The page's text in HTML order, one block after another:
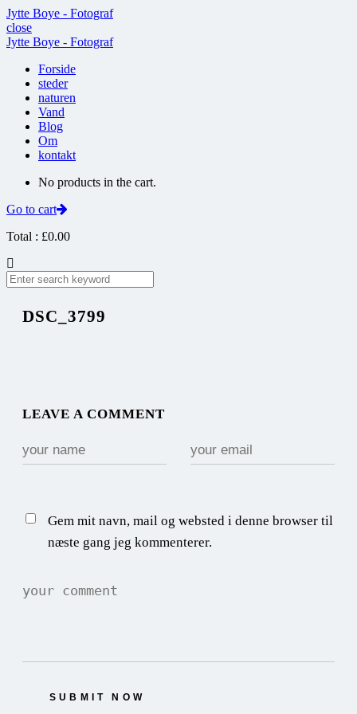
Jytte Boye - Fotograf
close
Jytte Boye - Fotograf
Forside
steder
naturen
Vand
Blog
Om
kontakt
No products in the cart.
Go to cart
Total : £0.00
DSC_3799
LEAVE A COMMENT
Gem mit navn, mail og websted i denne browser til
næste gang jeg kommenterer.